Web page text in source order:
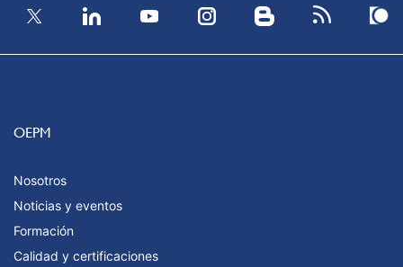
OEPM
Nosotros
Noticias y eventos
Formación
Calidad y certificaciones